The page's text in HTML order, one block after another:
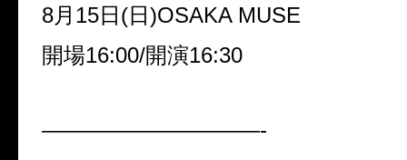
8月15日(日)OSAKA MUSE
開場16:00/開演16:30
——————————-